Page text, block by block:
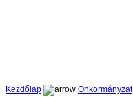
Kezdőlap Önkormányzat